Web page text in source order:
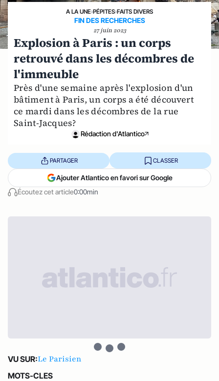
A LA UNE›PÉPITES›FAITS DIVERS
FIN DES RECHERCHES
27 juin 2023
Explosion à Paris : un corps
retrouvé dans les décombres de
l'immeuble
Près d'une semaine après l'explosion d'un
bâtiment à Paris, un corps a été découvert
ce mardi dans les décombres de la rue
Saint-Jacques?
Rédaction d'Atlantico
Écoutez cet article0:00min
PARTAGER CLASSER
Ajouter Atlantico en favori sur Google
VU SUR:Le Parisien
MOTS-CLES